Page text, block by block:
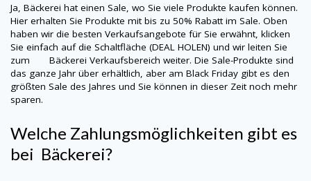
Ja, Bäckerei hat einen Sale, wo Sie viele Produkte kaufen können.
Hier erhalten Sie Produkte mit bis zu 50% Rabatt im Sale. Oben
haben wir die besten Verkaufsangebote für Sie erwähnt, klicken
Sie einfach auf die Schaltfläche (DEAL HOLEN) und wir leiten Sie
zum
Bäckerei Verkaufsbereich weiter. Die Sale-Produkte sind
das ganze Jahr über erhältlich, aber am Black Friday gibt es den
größten Sale des Jahres und Sie können in dieser Zeit noch mehr
sparen.
Welche Zahlungsmöglichkeiten gibt es
bei Bäckerei?